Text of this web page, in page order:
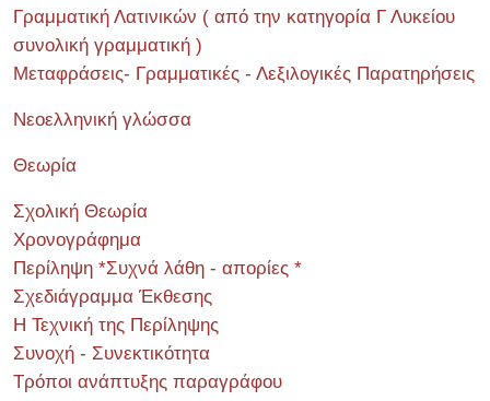
Γραμματική Λατινικών ( από την κατηγορία Γ Λυκείου
συνολική γραμματική )
Μεταφράσεις- Γραμματικές - Λεξιλογικές Παρατηρήσεις
Νεοελληνική γλώσσα
Θεωρία
Σχολική Θεωρία
Χρονογράφημα
Περίληψη *Συχνά λάθη - απορίες *
Σχεδιάγραμμα Έκθεσης
Η Τεχνική της Περίληψης
Συνοχή - Συνεκτικότητα
Τρόποι ανάπτυξης παραγράφου